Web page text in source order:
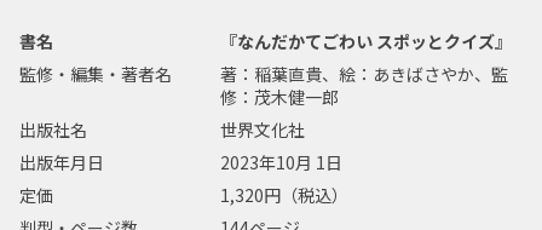
書名
『なんだかてごわい スポッとクイズ』
監修・編集・著者名
著：稲葉直貴、絵：あきばさやか、監
修：茂木健一郎
出版社名
世界文化社
出版年月日
2023年10月 1日
定価
1,320円（税込）